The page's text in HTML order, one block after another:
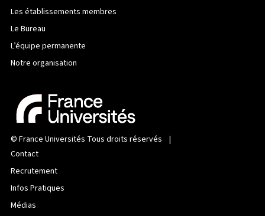
Les établissements membres
Le Bureau
L’équipe permanente
Notre organisation
© France Universités Tous droits réservés |
Contact
Recrutement
Infos Pratiques
Médias